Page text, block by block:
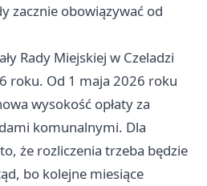
zacznie obowiązywać od
Rady Miejskiej w Czeladzi
roku. Od 1 maja 2026 roku
wysokość opłaty za
komunalnymi. Dla
że rozliczenia trzeba będzie
bo kolejne miesiące